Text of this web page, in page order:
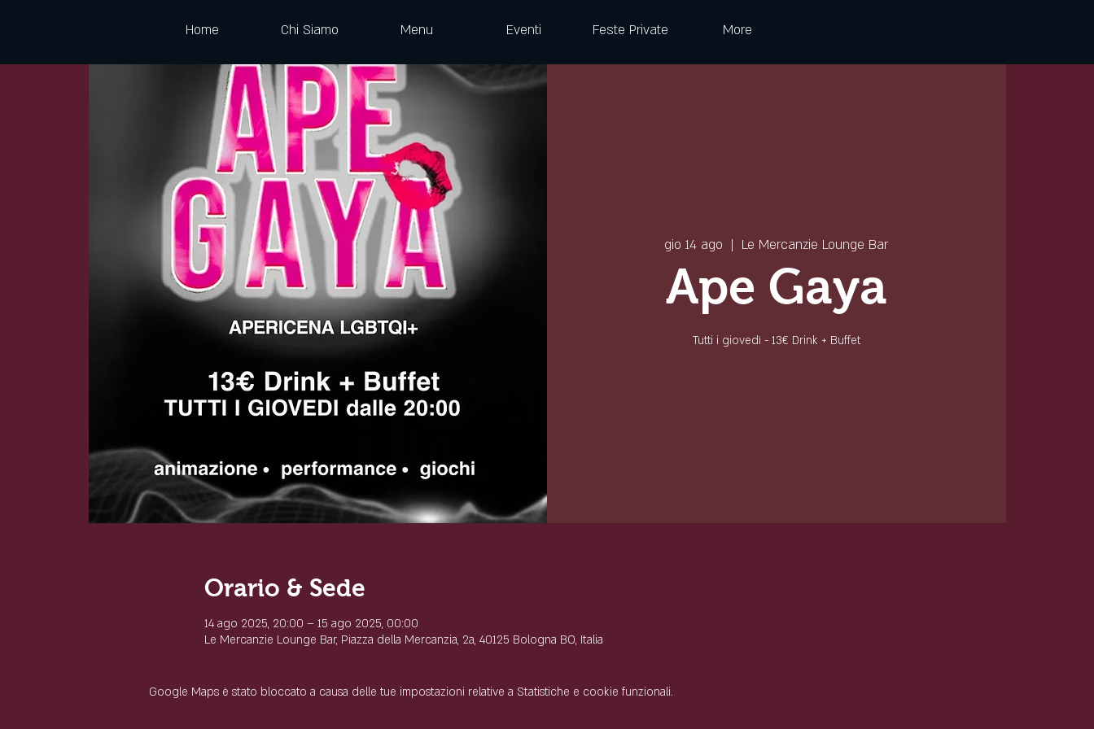
Home Chi Siamo Menu Eventi Feste Private More
gio 14 ago
  |
Le Mercanzie Lounge Bar
Ape Gaya
Tutti i giovedì - 13€ Drink + Buffet
Orario & Sede
14 ago 2025, 20:00 – 15 ago 2025, 00:00
Le Mercanzie Lounge Bar, Piazza della Mercanzia, 2a, 40125 Bologna BO, Italia
Google Maps è stato bloccato a causa delle tue impostazioni relative a Statistiche e cookie funzionali.